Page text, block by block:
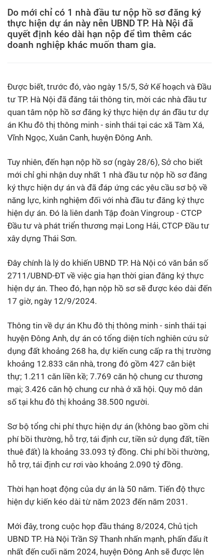
Do mới chỉ có 1 nhà đầu tư nộp hồ sơ đăng ký
thực hiện dự án này nên UBND TP. Hà Nội đã
quyết định kéo dài hạn nộp để tìm thêm các
doanh nghiệp khác muốn tham gia.
Được biết, trước đó, vào ngày 15/5, Sở Kế hoạch và Đầu
tư TP. Hà Nội đã đăng tải thông tin, mời các nhà đầu tư
quan tâm nộp hồ sơ đăng ký thực hiện dự án đầu tư dự
án Khu đô thị thông minh - sinh thái tại các xã Tàm Xá,
Vĩnh Ngọc, Xuân Canh, huyện Đông Anh.
Tuy nhiên, đến hạn nộp hồ sơ (ngày 28/6), Sở cho biết
mới chỉ ghi nhận duy nhất 1 nhà đầu tư nộp hồ sơ đăng
ký thực hiện dự án và đã đáp ứng các yêu cầu sơ bộ về
năng lực, kinh nghiệm đối với nhà đầu tư đăng ký thực
hiện dự án. Đó là liên danh Tập đoàn Vingroup - CTCP
Đầu tư và phát triển thương mại Long Hải, CTCP Đầu tư
xây dựng Thái Sơn.
Đây chính là lý do khiến UBND TP. Hà Nội có văn bản số
2711/UBND-ĐT về việc gia hạn thời gian đăng ký thực
hiện dự án. Theo đó, hạn nộp hồ sơ sẽ được kéo dài đến
17 giờ, ngày 12/9/2024.
Thông tin về dự án Khu đô thị thông minh - sinh thái tại
huyện Đông Anh, dự án có tổng diện tích nghiên cứu sử
dụng đất khoảng 268 ha, dự kiến cung cấp ra thị trường
khoảng 12.833 căn nhà, trong đó gồm 427 căn biệt
thự; 1.211 căn liền kề; 7.769 căn hộ chung cư thương
mại; 3.426 căn hộ chung cư nhà ở xã hội. Quy mô dân
số tại khu đô thị khoảng 38.500 người.
Sơ bộ tổng chi phí thực hiện dự án (không bao gồm chi
phí bồi thường, hỗ trợ, tái định cư, tiền sử dụng đất, tiền
thuê đất) là khoảng 33.093 tỷ đồng. Chi phí bồi thường,
hỗ trợ, tái định cư rơi vào khoảng 2.090 tỷ đồng.
Thời hạn hoạt động của dự án là 50 năm. Tiến độ thực
hiện dự kiến kéo dài từ năm 2023 đến năm 2031.
Mới đây, trong cuộc họp đầu tháng 8/2024, Chủ tịch
UBND TP. Hà Nội Trần Sỹ Thanh nhấn mạnh, phấn đấu ít
nhất đến cuối năm 2024, huyện Đông Anh sẽ được lên